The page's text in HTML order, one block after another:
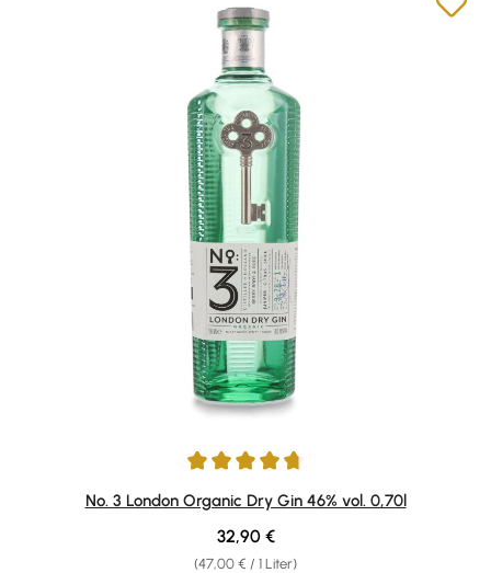
Durchschnittliche Bewertung von 4.82 von 5 Sternen
No. 3 London Organic Dry Gin 46% vol. 0,70l
(47,00 € / 1 Liter)
Regulärer Preis:
32,90 €